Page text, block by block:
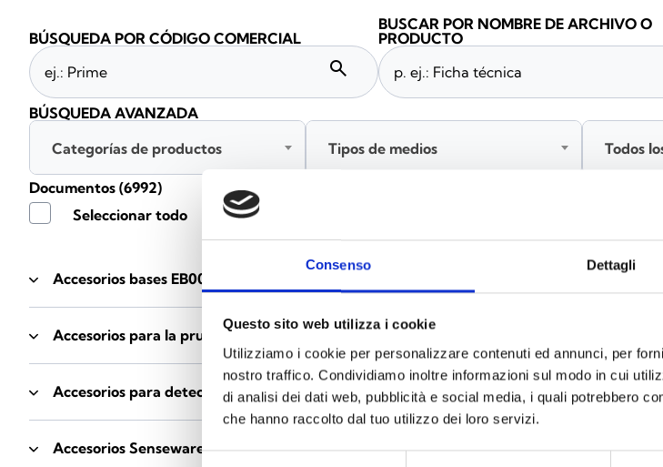
Consenso Dettagli
Questo sito web utilizza i cookie
Utilizziamo i cookie per personalizzare contenuti ed annunci, per
nostro traffico. Condividiamo inoltre informazioni sul modo in cui
di analisi dei dati web, pubblicità e social media, i quali potrebbero
che hanno raccolto dal tuo utilizzo dei loro servizi.
Accesorios bases EB00
Accesorios para la prueba de detectores
Accesorios para detectores Enea - Materiales(35)
Accesorios Senseware - Materiales(2)
Documentos (6992)
Seleccionar todo
BÚSQUEDA POR CÓDIGO COMERCIAL
search
BUSCAR POR NOMBRE DE ARCHIVO O
PRODUCTO
BÚSQUEDA AVANZADA
Categorías de productos
Tipos de medios Todos